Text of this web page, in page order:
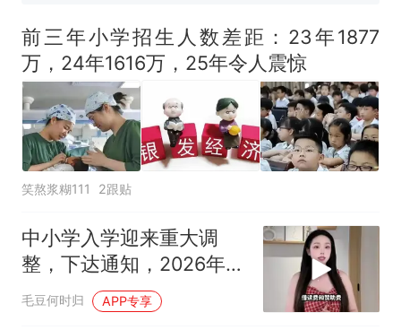
核查
全部作废，公平么？
前三年小学招生人数差距：23年1877
万，24年1616万，25年令人震惊
笑熬浆糊111 2跟贴
中小学入学迎来重大调
整，下达通知，2026年9
月1日统一执行
毛豆何时归 APP专享